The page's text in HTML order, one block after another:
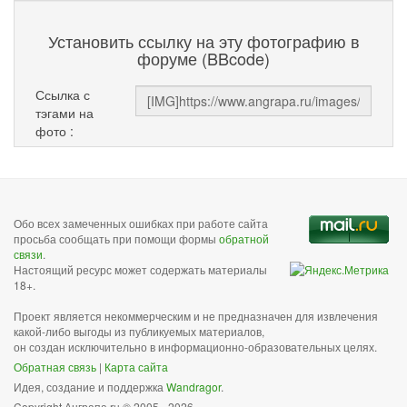
Установить ссылку на эту фотографию в
форуме (BBcode)
Ссылка с
тэгами на
фото :
Обо всех замеченных ошибках при работе сайта
просьба сообщать при помощи формы обратной
связи.
Настоящий ресурс может содержать материалы
18+.
Проект является некоммерческим и не предназначен для извлечения
какой-либо выгоды из публикуемых материалов,
он создан исключительно в информационно-образовательных целях.
Обратная связь | Карта сайта
Идея, создание и поддержка Wandragor.